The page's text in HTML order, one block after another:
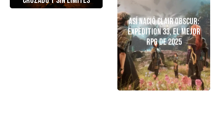
Así Nació Clair Obscur:
Expedition 33, El mejor
RPG de 2025